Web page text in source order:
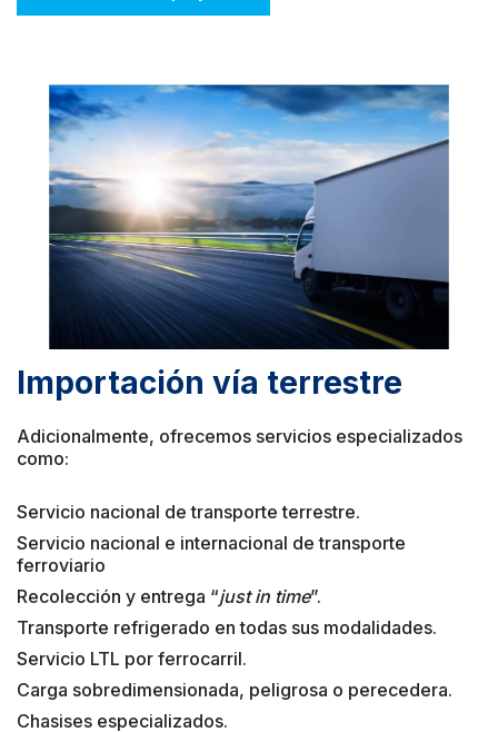
Importación vía terrestre
Adicionalmente, ofrecemos servicios especializados
como:
Servicio nacional de transporte terrestre.
Servicio nacional e internacional de transporte
ferroviario
Recolección y entrega “just in time”.
Transporte refrigerado en todas sus modalidades.
Servicio LTL por ferrocarril.
Carga sobredimensionada, peligrosa o perecedera.
Chasises especializados.